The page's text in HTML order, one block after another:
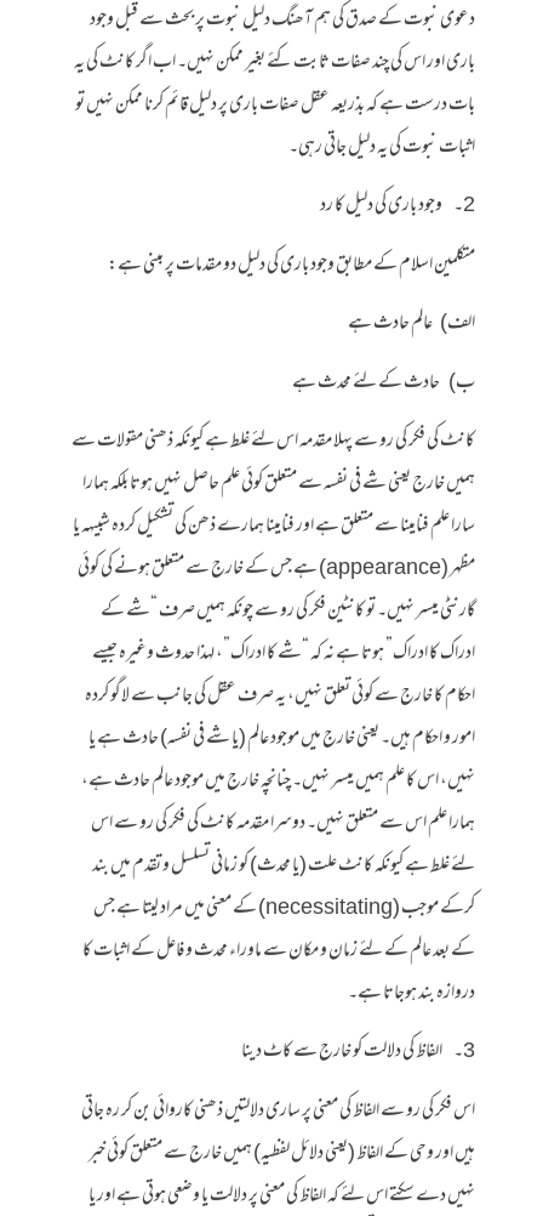
دعوی نبوت کے صدق کی ہم آھنگ دلیل نبوت پر بحث سے قبل وجود
باری اور اس کی چند صفات ثابت کئے بغیر ممکن نہیں۔ اب اگر کانٹ کی یہ
بات درست ہے کہ بذریعہ عقل صفات باری پر دلیل قائم کرنا ممکن نہیں تو
اثبات نبوت کی یہ دلیل جاتی رہی۔
2۔ وجود باری کی دلیل کا رد
متکلمین اسلام کے مطابق وجود باری کی دلیل دو مقدمات پر مبنی ہے:
الف) عالم حادث ہے
ب) حادث کے لئے محدث ہے
کانٹ کی فکر کی رو سے پہلا مقدمہ اس لئے غلط ہے کیونکہ ذھنی مقولات سے
ہمیں خارج یعنی شے فی نفسہ سے متعلق کوئی علم حاصل نہیں ہوتا بلکہ ہمارا
سارا علم فنامینا سے متعلق ہے اور فنامینا ہمارے ذھن کی تشکیل کردہ شبیہہ یا
مظہر (appearance) ہے جس کے خارج سے متعلق ہونے کی کوئی
گارنٹی میسر نہیں۔ تو کانٹین فکر کی رو سے چونکہ ہمیں صرف “شے کے
ادراک کا ادراک” ہوتا ہے نہ کہ “شے کا ادراک”، لہذا حدوث وغیرہ جیسے
احکام کا خارج سے کوئی تعلق نہیں، یہ صرف عقل کی جانب سے لاگو کردہ
امور و احکام ہیں۔ یعنی خارج میں موجود عالم (یا شے فی نفسہ) حادث ہے یا
نہیں، اس کا علم ہمیں میسر نہیں۔ چنانچہ خارج میں موجود عالم حادث ہے،
ہمارا علم اس سے متعلق نہیں۔ دوسرا مقدمہ کانٹ کی فکر کی رو سے اس
لئے غلط ہے کیونکہ کانٹ علت (یا محدث) کو زمانی تسلسل و تقدم میں بند
کرکے موجب (necessitating) کے معنی میں مراد لیتا ہے جس
کے بعد عالم کے لئے زمان و مکان سے ماوراء محدث و فاعل کے اثبات کا
دروازہ بند ہوجاتا ہے۔
3۔ الفاظ کی دلالت کو خارج سے کاٹ دینا
اس فکر کی رو سے الفاظ کی معنی پر ساری دلالتیں ذھنی کاروائی بن کر رہ جاتی
ہیں اور وحی کے الفاظ (یعنی دلائل لفظیہ) ہمیں خارج سے متعلق کوئی خبر
نہیں دے سکتے اس لئے کہ الفاظ کی معنی پر دلالت یا وضعی ہوتی ہے اور یا